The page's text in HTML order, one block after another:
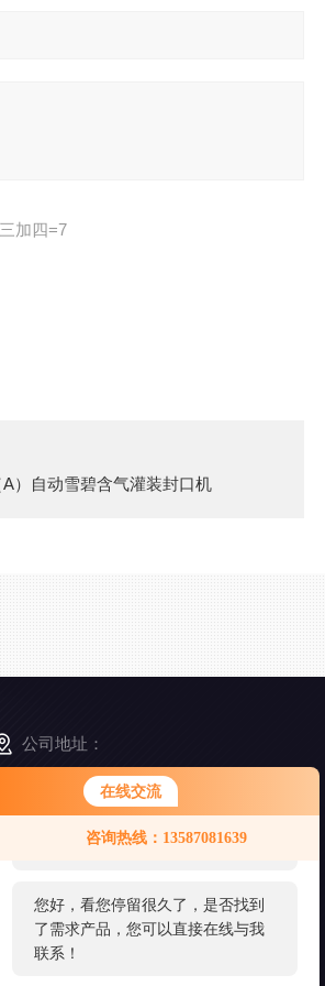
在线交流
咨询热线：13587081639
服务，请问您要咨询什么问题呢？
您好，看您停留很久了，是否找到
了需求产品，您可以直接在线与我
联系！
加四=7
）自动雪碧含气灌装封口机
公司地址：
浙江省舟山市普陀区展茅街道晓晖路3号
添
加